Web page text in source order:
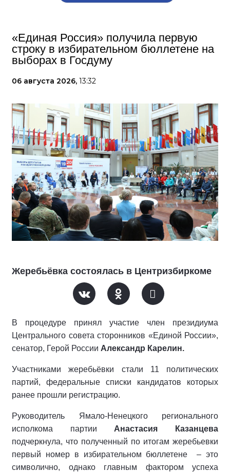
«Единая Россия» получила первую
строку в избирательном бюллетене на
выборах в Госдуму
06 августа 2026, 13:32
Жеребьёвка состоялась в Центризбиркоме
В процедуре принял участие член президиума
Центрального совета сторонников «Единой России»,
сенатор, Герой России Александр Карелин.
Участниками жеребьёвки стали 11 политических
партий, федеральные списки кандидатов которых
ранее прошли регистрацию.
Руководитель Ямало-Ненецкого регионального
исполкома партии Анастасия Казанцева
подчеркнула, что полученный по итогам жеребьевки
первый номер в избирательном бюллетене
– это
символично, однако главным фактором успеха